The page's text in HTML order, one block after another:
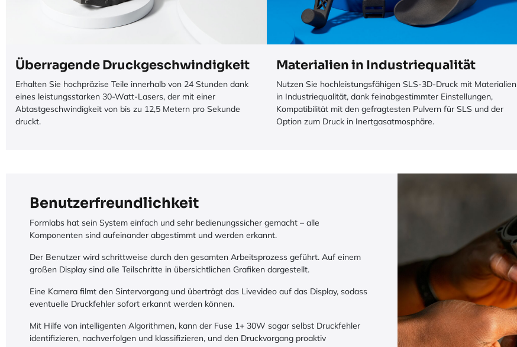
Überragende Druckgeschwindigkeit
Erhalten Sie hochpräzise Teile innerhalb von 24 Stunden dank
eines leistungsstarken 30-Watt-Lasers, der mit einer
Abtastgeschwindigkeit von bis zu 12,5 Metern pro Sekunde
druckt.
Materialien in Industriequalität
Nutzen Sie hochleistungsfähigen SLS-3D-Druck mit Materialien
in Industriequalität, dank feinabgestimmter Einstellungen,
Kompatibilität mit den gefragtesten Pulvern für SLS und der
Option zum Druck in Inertgasatmosphäre.
Benutzerfreundlichkeit
Formlabs hat sein System einfach und sehr bedienungssicher gemacht – alle
Komponenten sind aufeinander abgestimmt und werden erkannt.
Der Benutzer wird schrittweise durch den gesamten Arbeitsprozess geführt. Auf einem
großen Display sind alle Teilschritte in übersichtlichen Grafiken dargestellt.
Eine Kamera filmt den Sintervorgang und überträgt das Livevideo auf das Display, sodass
eventuelle Druckfehler sofort erkannt werden können.
Mit Hilfe von intelligenten Algorithmen, kann der Fuse 1+ 30W sogar selbst Druckfehler
identifizieren, nachverfolgen und klassifizieren, und den Druckvorgang proaktiv